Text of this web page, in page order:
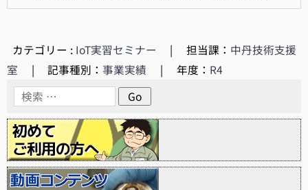
カテゴリー : IoT実習セミナー | 担当課： 中丹技術支援
室
| 記事種別：事業実績 | 年度： R4